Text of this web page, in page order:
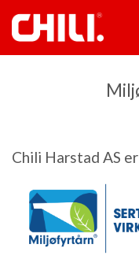
Chili Harstad AS